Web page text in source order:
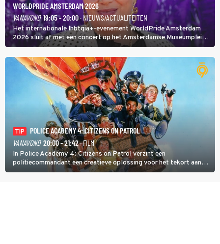
WORLDPRIDE AMSTERDAM 2026
VANAVOND 19:05 - 20:00· NIEUWS/ACTUALITEITEN
Het internationale lhbtqia+-evenement WorldPride Amsterdam
2026 sluit af met een concert op het Amsterdamse Museumplein.
Anita Doth is een van de optredende artiesten. In de jaren 90
veroverde ze de wereld als zangeres van 2Unlimited.
TIP
POLICE ACADEMY 4: CITIZENS ON PATROL
VANAVOND 20:00 - 21:42· FILM
In Police Academy 4: Citizens on Patrol verzint een
politiecommandant een creatieve oplossing voor het tekort aan
agenten.